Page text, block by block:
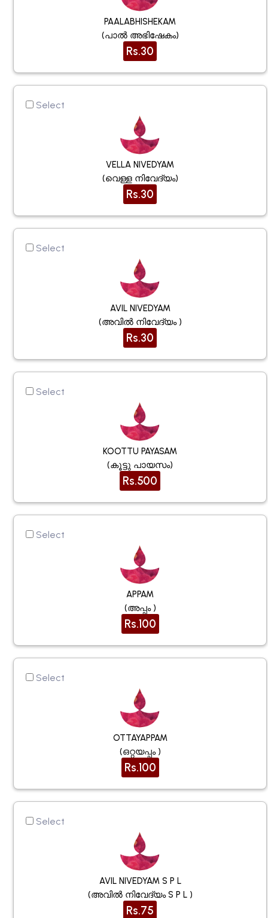
PAALABHISHEKAM
(പാൽ അഭിഷേകം)
Rs.30
Select
VELLA NIVEDYAM
(വെള്ള നിവേദ്യം)
Rs.30
Select
AVIL NIVEDYAM
(അവിൽ നിവേദ്യം )
Rs.30
Select
KOOTTU PAYASAM
(കൂട്ടു പായസം)
Rs.500
Select
APPAM
(അപ്പം )
Rs.100
Select
OTTAYAPPAM
(ഒറ്റയപ്പം )
Rs.100
Select
AVIL NIVEDYAM S P L
(അവിൽ നിവേദ്യം S P L )
Rs.75